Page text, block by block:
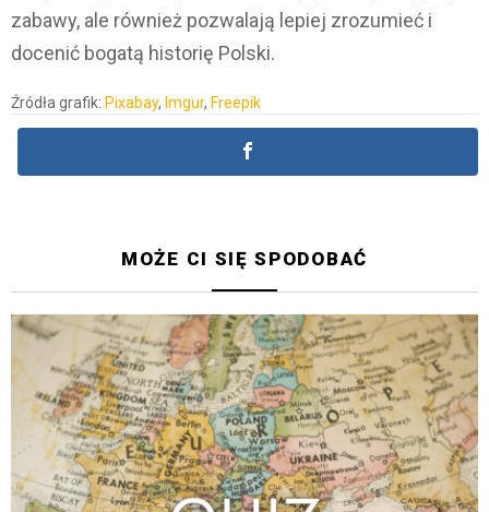
zabawy, ale również pozwalają lepiej zrozumieć i
docenić bogatą historię Polski.
Źródła grafik: Pixabay, Imgur, Freepik
MOŻE CI SIĘ SPODOBAĆ